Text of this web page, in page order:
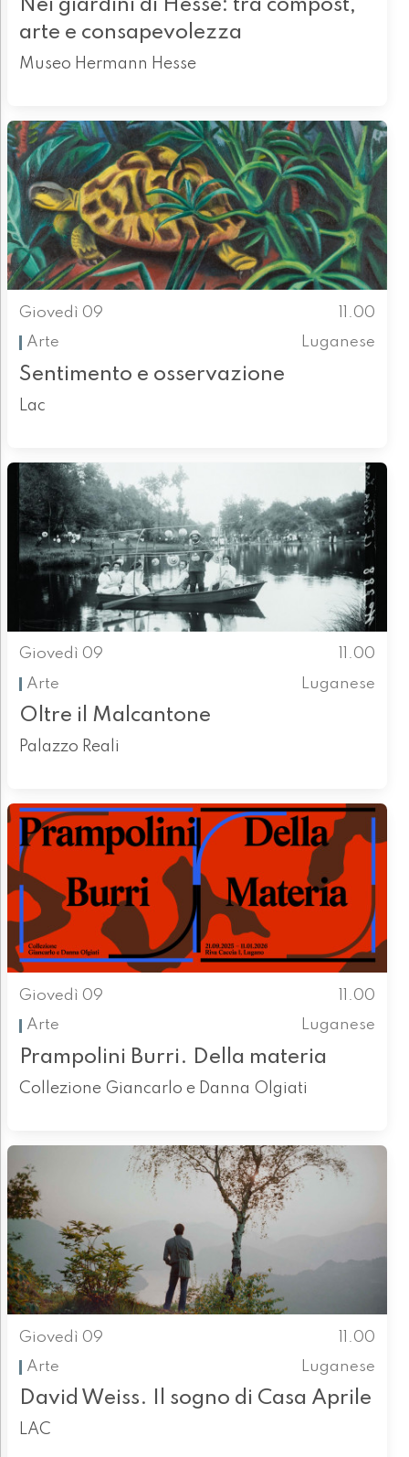
Nei giardini di Hesse: tra compost,
arte e consapevolezza
Museo Hermann Hesse
Giovedì 09
11.00
Arte
Luganese
Sentimento e osservazione
Lac
Giovedì 09
11.00
Arte
Luganese
Oltre il Malcantone
Palazzo Reali
Giovedì 09
11.00
Arte
Luganese
Prampolini Burri. Della materia
Collezione Giancarlo e Danna Olgiati
Giovedì 09
11.00
Arte
Luganese
David Weiss. Il sogno di Casa Aprile
LAC